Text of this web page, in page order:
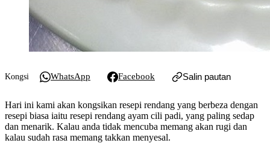
Kongsi WhatsApp Facebook Salin pautan
Hari ini kami akan kongsikan resepi rendang yang berbeza dengan
resepi biasa iaitu resepi rendang ayam cili padi, yang paling sedap
dan menarik. Kalau anda tidak mencuba memang akan rugi dan
kalau sudah rasa memang takkan menyesal.